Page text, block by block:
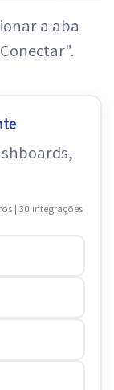
a aba
| 30 integrações